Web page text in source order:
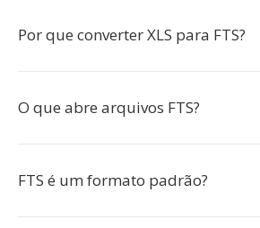
Por que converter XLS para FTS?
O que abre arquivos FTS?
FTS é um formato padrão?